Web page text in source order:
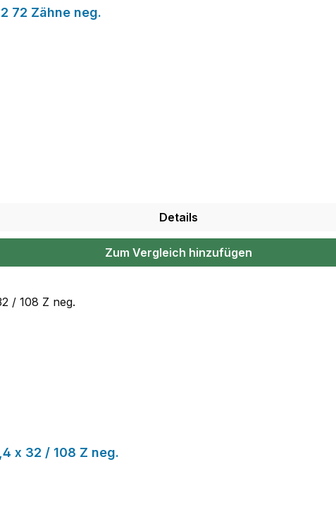
72 Zähne neg.
Details
Zum Vergleich hinzufügen
x 32 / 108 Z neg.